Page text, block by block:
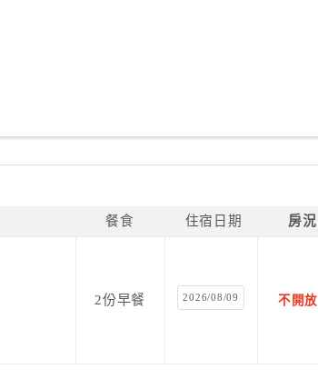
餐食 住宿日期 房況
2份早餐 2026/08/09 不開放